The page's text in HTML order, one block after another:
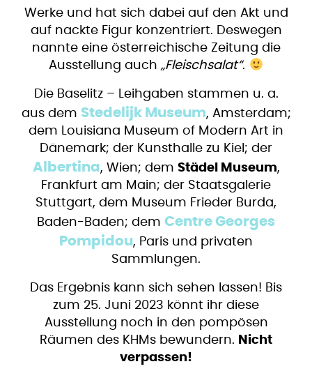
Werke und hat sich dabei auf den Akt und
auf nackte Figur konzentriert. Deswegen
nannte eine österreichische Zeitung die
Ausstellung auch„Fleischsalat“.
Die Baselitz – Leihgaben stammen u. a.
aus dem Stedelijk Museum, Amsterdam;
dem Louisiana Museum of Modern Art in
Dänemark; der Kunsthalle zu Kiel; der
Albertina, Wien; dem Städel Museum,
Frankfurt am Main; der Staatsgalerie
Stuttgart, dem Museum Frieder Burda,
Baden-Baden; dem Centre Georges
Pompidou, Paris und privaten
Sammlungen.
Das Ergebnis kann sich sehen lassen! Bis
zum 25. Juni 2023 könnt ihr diese
Ausstellung noch in den pompösen
Räumen des KHMs bewundern. Nicht
verpassen!